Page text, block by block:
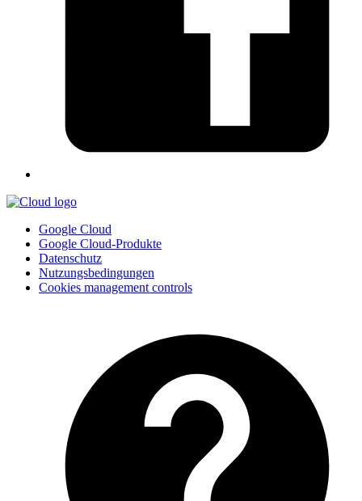
Google Cloud
Google Cloud-Produkte
Datenschutz
Nutzungsbedingungen
Cookies management controls